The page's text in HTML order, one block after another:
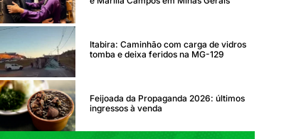
Itabira: Caminhão com carga de vidros
tomba e deixa feridos na MG-129
Feijoada da Propaganda 2026: últimos
ingressos à venda